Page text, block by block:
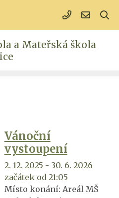
+420 723
a Mateřská škola
Vánoční
vystoupení
2. 12. 2025 - 30. 6. 2026
začátek od 21:05
Místo konání: Areál MŠ